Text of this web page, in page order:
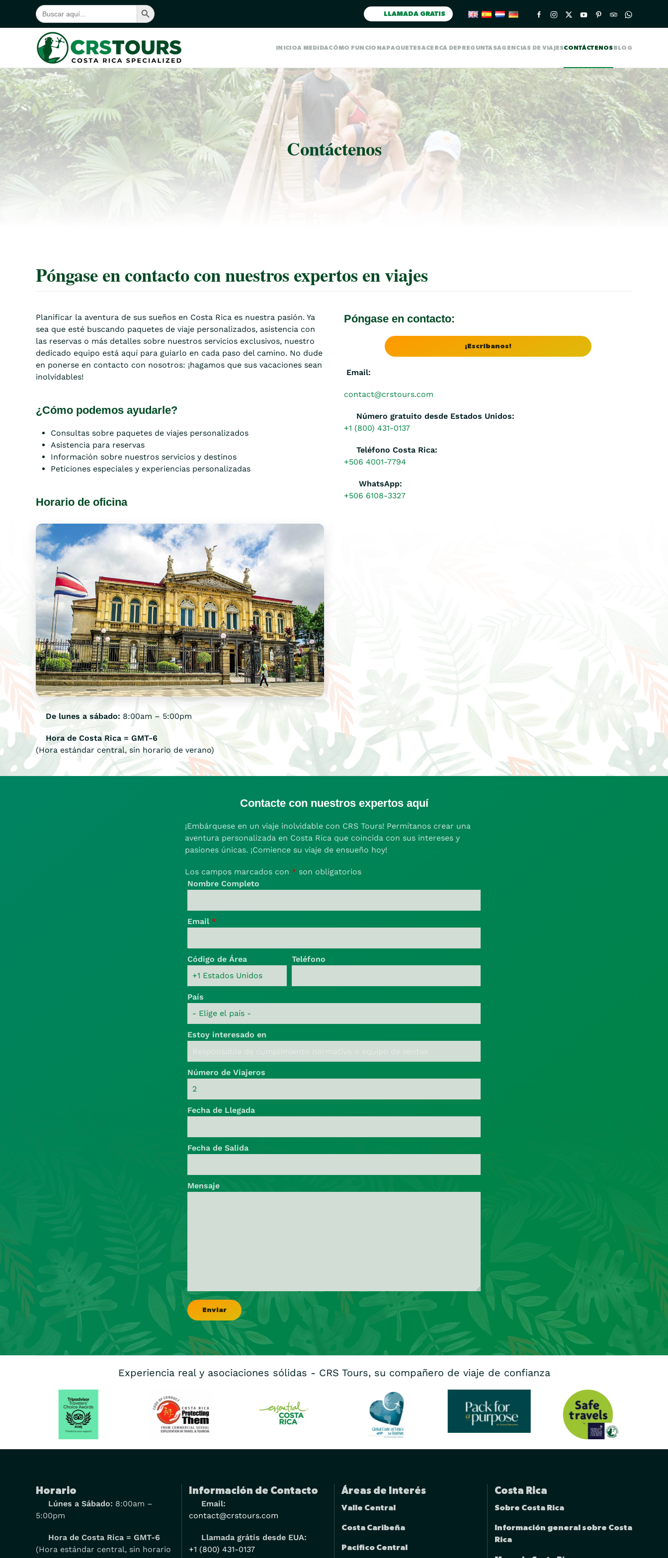
Ir al contenido principal
Buscar: Botón de búsqueda
LLAMADA GRATIS
INICIOA MEDIDACÓMO FUNCIONAPAQUETESACERCA DEPREGUNTASAGENCIAS DE VIAJESCONTÁCTENOSBLOG
Contáctenos
Póngase en contacto con nuestros expertos en viajes
Planificar la aventura de sus sueños en Costa Rica es nuestra pasión. Ya
sea que esté buscando paquetes de viaje personalizados, asistencia con
las reservas o más detalles sobre nuestros servicios exclusivos, nuestro
dedicado equipo está aquí para guiarlo en cada paso del camino. No dude
en ponerse en contacto con nosotros: ¡hagamos que sus vacaciones sean
inolvidables!
¿Cómo podemos ayudarle?
Consultas sobre paquetes de viajes personalizados
Asistencia para reservas
Información sobre nuestros servicios y destinos
Peticiones especiales y experiencias personalizadas
Horario de oficina
De lunes a sábado: 8:00am – 5:00pm
Hora de Costa Rica = GMT-6
(Hora estándar central, sin horario de verano)
Póngase en contacto:
¡Escríbanos!
Email:
contact@crstours.com
Número gratuito desde Estados Unidos:
+1 (800) 431-0137
Teléfono Costa Rica:
+506 4001-7794
WhatsApp:
+506 6108-3327
Contacte con nuestros expertos aquí
¡Embárquese en un viaje inolvidable con CRS Tours! Permítanos crear una
aventura personalizada en Costa Rica que coincida con sus intereses y
pasiones únicas. ¡Comience su viaje de ensueño hoy!
Los campos marcados con * son obligatorios
Nombre Completo
Email *
Código de Área Teléfono
País
Estoy interesado en
Número de Viajeros
Fecha de Llegada
Fecha de Salida
Mensaje
Experiencia real y asociaciones sólidas - CRS Tours, su compañero de viaje de confianza
Áreas de Interés
Valle Central
Costa Caribeña
Pacífico Central
Costa Rica
Sobre Costa Rica
Información general sobre Costa
Rica
Horario
Lúnes a Sábado: 8:00am –
5:00pm
Hora de Costa Rica = GMT-6
(Hora estándar central, sin horario
Información de Contacto
Email:
contact@crstours.com
Llamada grátis desde EUA:
+1 (800) 431-0137